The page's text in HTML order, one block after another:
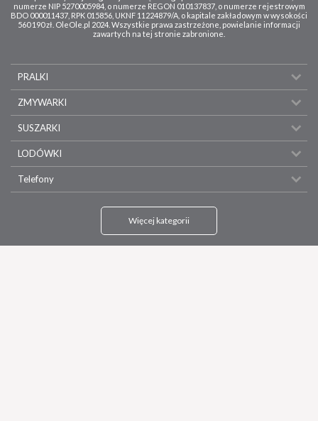
numerze NIP 5270005984, o numerze REGON 010137837, o numerze rejestrowym
BDO 000011437, RPK 015856, UKNF 11224879/A, o kapitale zakładowym w wysokości
560 190 zł. OleOle.pl 2024. Wszystkie prawa zastrzeżone, powielanie informacji
zawartych na tej stronie zabronione.
PRALKI
ZMYWARKI
SUSZARKI
LODÓWKI
Telefony
Więcej kategorii